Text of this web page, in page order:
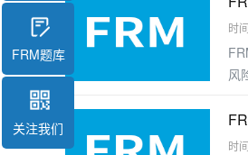
时
风
时
FRM题库
关注我们